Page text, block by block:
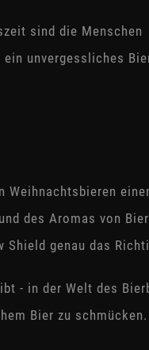
sind die Menschen
unvergessliches
des Aromas von
Shield genau das
- in der Welt des
Bier zu schmücken.